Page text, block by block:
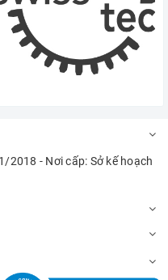
2018 - Nơi cấp: Sở kế hoạch